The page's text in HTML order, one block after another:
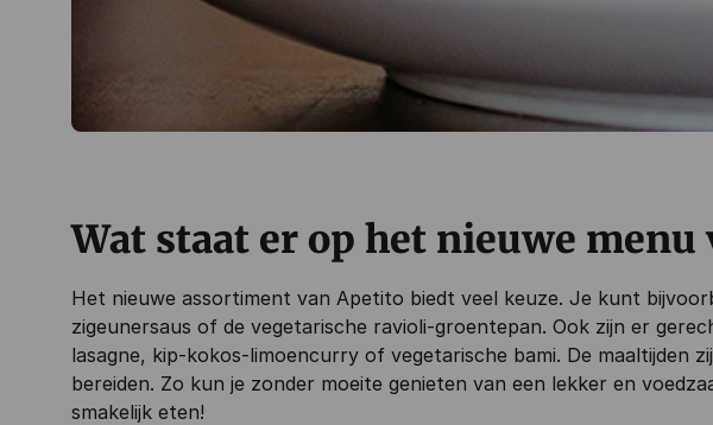
Wat staat er op het nieuwe menu
Het nieuwe assortiment van Apetito biedt veel keuze. Je kunt
zigeunersaus of de vegetarische ravioli-groentepan. Ook zijn er
lasagne, kip-kokos-limoencurry of vegetarische bami. De maaltijden
bereiden. Zo kun je zonder moeite genieten van een lekker en
smakelijk eten!